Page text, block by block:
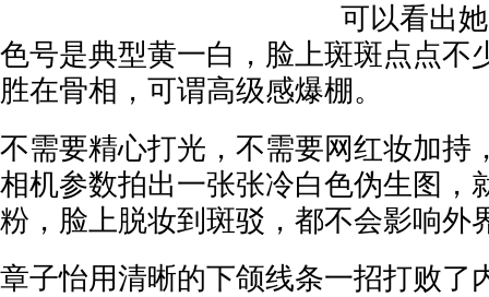
可以看出
色号是典型黄一白，脸上斑斑点点不
胜在骨相，可谓高级感爆棚。
不需要精心打光，不需要网红妆加持
相机参数拍出一张张冷白色伪生图，
粉，脸上脱妆到斑驳，都不会影响外
章子怡用清晰的下颌线条一招打败了